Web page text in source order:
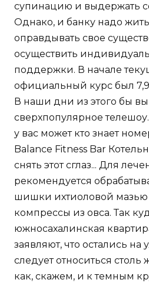
супинацию и выдержать
Однако, и банку надо
оправдывать свое
осуществить
поддержки. В начале
официальный курс был
В наши дни из этого бы
сверхпопулярное
у вас может кто знает
Balance Fitness Bar
снять этот сглаз... Для
рекомендуется
шишки ихтиоловой мазью
компрессы из овса. Так
южносахалинская
заявляют, что остались на
следует относиться столь
как, скажем, и к темным